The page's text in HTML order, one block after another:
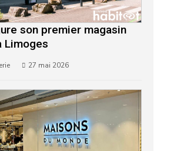
son premier magasin
Limoges
27 mai 2026